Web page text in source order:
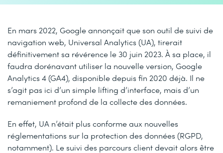
En mars 2022, Google annonçait que son outil de suivi de
navigation web, Universal Analytics (UA), tirerait
définitivement sa révérence le 30 juin 2023. À sa place, il
faudra dorénavant utiliser la nouvelle version, Google
Analytics 4 (GA4), disponible depuis fin 2020 déjà. Il ne
s’agit pas ici d’un simple lifting d’interface, mais d’un
remaniement profond de la collecte des données.
En effet, UA n’était plus conforme aux nouvelles
réglementations sur la protection des données (RGPD,
notamment). Le suivi des parcours client devait alors être